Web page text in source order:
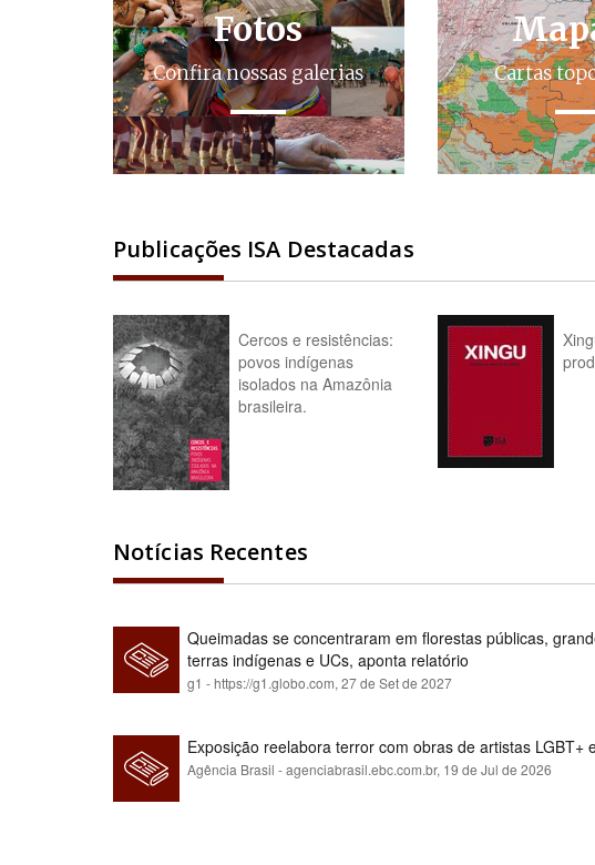
Fotos
Confira nossas galerias Cartas
Publicações ISA Destacadas
Cercos e resistências:
povos indígenas
isolados na Amazônia
brasileira.
Notícias Recentes
Queimadas se concentraram em florestas públicas,
terras indígenas e UCs, aponta relatório
g1 - https://g1.globo.com, 27 de Set de 2027
Exposição reelabora terror com obras de artistas LGBT+
Agência Brasil - agenciabrasil.ebc.com.br, 19 de Jul de 2026